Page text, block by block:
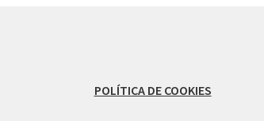
POLÍTICA DE COOKIES